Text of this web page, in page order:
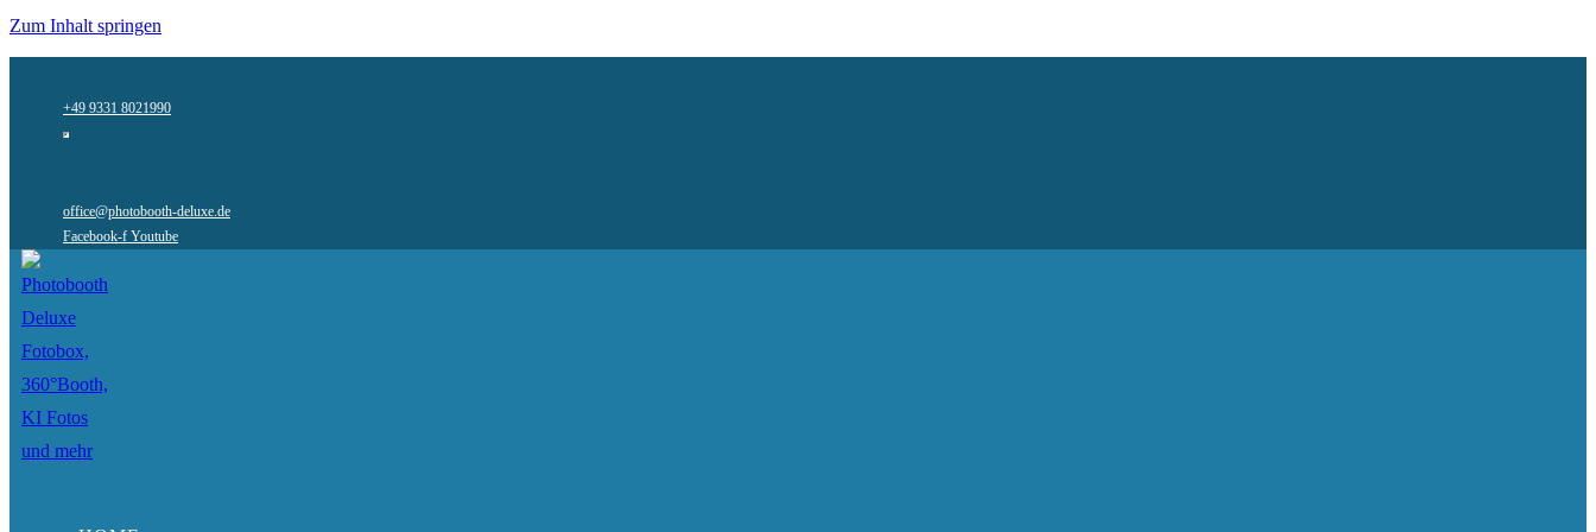
Zum Inhalt springen
+49 9331 8021990
office@photobooth-deluxe.de
Facebook-f Youtube